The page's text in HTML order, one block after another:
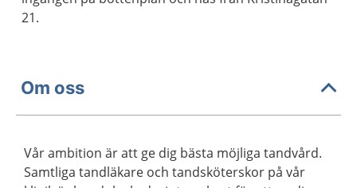
21.
Om oss
Vår ambition är att ge dig bästa möjliga tandvård.
Samtliga tandläkare och tandsköterskor på vår